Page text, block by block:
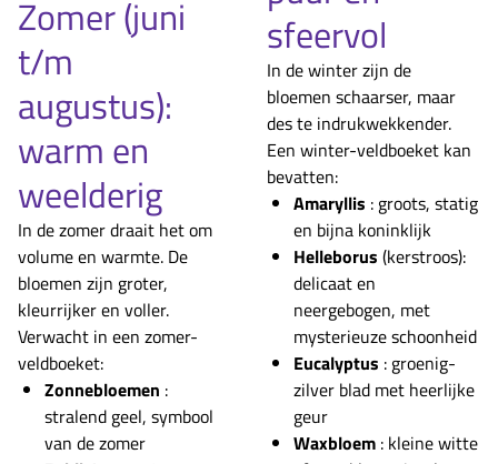
Zomer (juni
t/m
augustus):
warm en
weelderig
In de zomer draait het om
volume en warmte. De
bloemen zijn groter,
kleurrijker en voller.
Verwacht in een zomer-
veldboeket:
Zonnebloemen :
stralend geel, symbool
van de zomer
sfeervol
In de winter zijn de
bloemen schaarser, maar
des te indrukwekkender.
Een winter-veldboeket kan
bevatten:
Amaryllis : groots, statig
en bijna koninklijk
Helleborus (kerstroos):
delicaat en
neergebogen, met
mysterieuze schoonheid
Eucalyptus : groenig-
zilver blad met heerlijke
geur
Waxbloem : kleine witte